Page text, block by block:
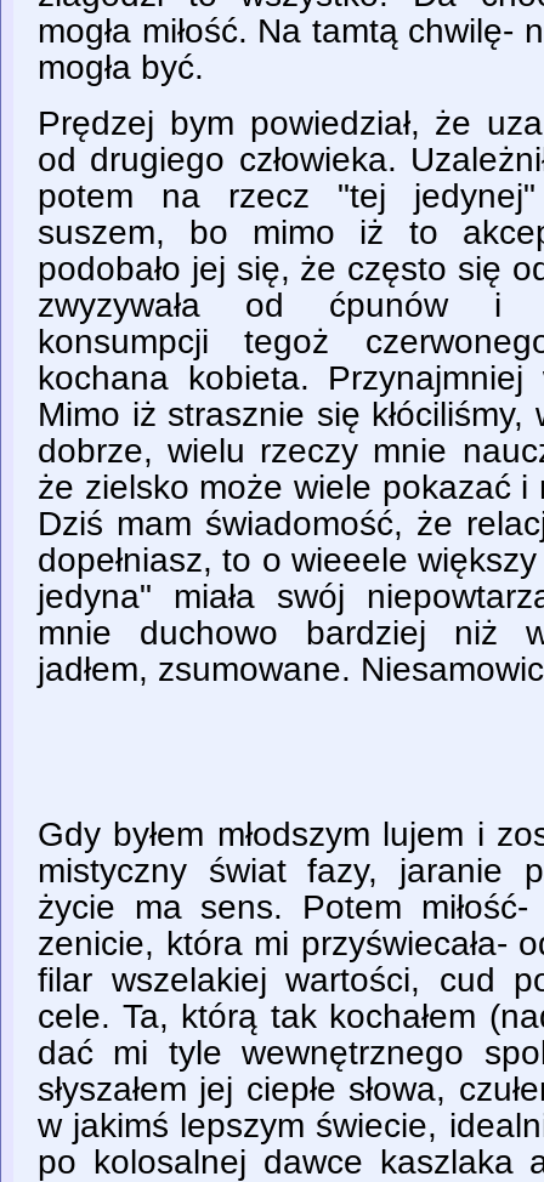
mogła miłość. Na tamtą chwilę-
mogła być.
Prędzej bym powiedział, że
od drugiego człowieka.
potem na rzecz "tej
suszem, bo mimo iż to
podobało jej się, że często się
zwyzywała od ćpunów i
konsumpcji tegoż
kochana kobieta.
Mimo iż strasznie się
dobrze, wielu rzeczy mnie
że zielsko może wiele pokazać
Dziś mam świadomość, że
dopełniasz, to o wieeele
jedyna" miała swój
mnie duchowo bardziej niż
jadłem, zsumowane.
Gdy byłem młodszym lujem i
mistyczny świat fazy, jaranie
życie ma sens. Potem
zenicie, która mi przyświecała-
filar wszelakiej wartości, cud
cele. Ta, którą tak kochałem
dać mi tyle wewnętrznego
słyszałem jej ciepłe słowa,
w jakimś lepszym świecie,
po kolosalnej dawce kaszlaka